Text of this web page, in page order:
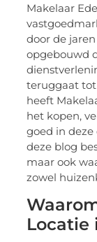
Makelaar
door de
opgebouwd
teruggaat
heeft
het kopen,
goed in
deze blog
maar ook
zowel
Locatie